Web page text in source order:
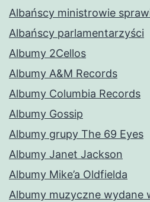
Albańscy ministrowie
Albańscy parlamentarzyści
Albumy 2Cellos
Albumy A&M Records
Albumy Columbia Records
Albumy Gossip
Albumy grupy The 69 Eyes
Albumy Janet Jackson
Albumy Mike’a Oldfielda
Albumy muzyczne wydane